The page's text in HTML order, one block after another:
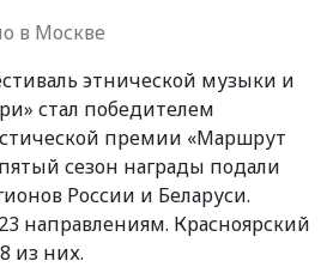
в Москве
этнической музыки и
стал победителем
премии «Маршрут
сезон награды подали
России и Беларуси.
направлениям. Красноярский
из них.